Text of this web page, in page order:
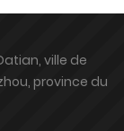
ville de
province du